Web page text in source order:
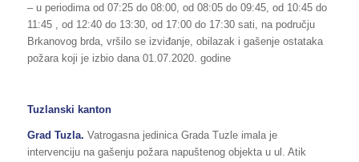
– u periodima od 07:25 do 08:00, od 08:05 do 09:45, od 10:45 do
11:45 , od 12:40 do 13:30, od 17:00 do 17:30 sati, na području
Brkanovog brda, vršilo se izviđanje, obilazak i gašenje ostataka
požara koji je izbio dana 01.07.2020. godine
Tuzlanski kanton
Grad Tuzla. Vatrogasna jedinica Grada Tuzle imala je
intervenciju na gašenju požara napuštenog objekta u ul. Atik